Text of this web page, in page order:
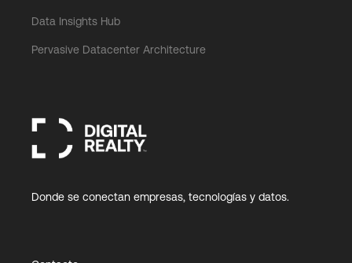
Data Insights Hub
Pervasive Datacenter Architecture
Donde se conectan empresas, tecnologías y datos.